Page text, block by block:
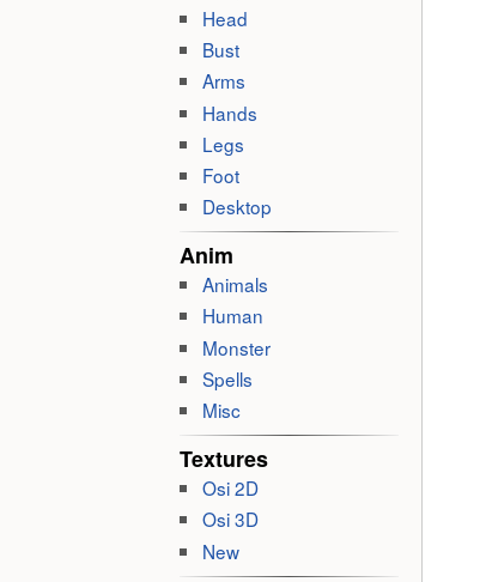
Head
Bust
Arms
Hands
Legs
Foot
Desktop
Anim
Animals
Human
Monster
Spells
Misc
Textures
Osi 2D
Osi 3D
New